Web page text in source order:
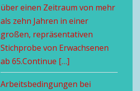
über einen Zeitraum von mehr
als zehn Jahren in einer
großen, repräsentativen
Stichprobe von Erwachsenen
ab 65.Continue […]
Arbeitsbedingungen bei